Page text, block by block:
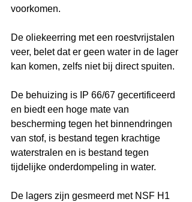
voorkomen.
De oliekeerring met een roestvrijstalen
veer, belet dat er geen water in de lager
kan komen, zelfs niet bij direct spuiten.
De behuizing is IP 66/67 gecertificeerd
en biedt een hoge mate van
bescherming tegen het binnendringen
van stof, is bestand tegen krachtige
waterstralen en is bestand tegen
tijdelijke onderdompeling in water.
De lagers zijn gesmeerd met NSF H1